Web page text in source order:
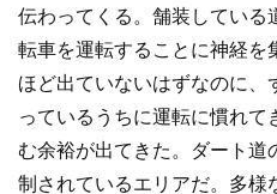
伝わってくる。舗装している
転車を運転することに神経
ほど出ていないはずなのに
っているうちに運転に慣れ
む余裕が出てきた。ダート
制されているエリアだ。多様